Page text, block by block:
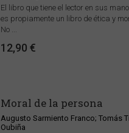
El libro que tiene el lector en sus
es propiamente un libro de ética y
No ...
12,90 €
Moral de la persona
Augusto Sarmiento Franco; Tomás
Oubiña